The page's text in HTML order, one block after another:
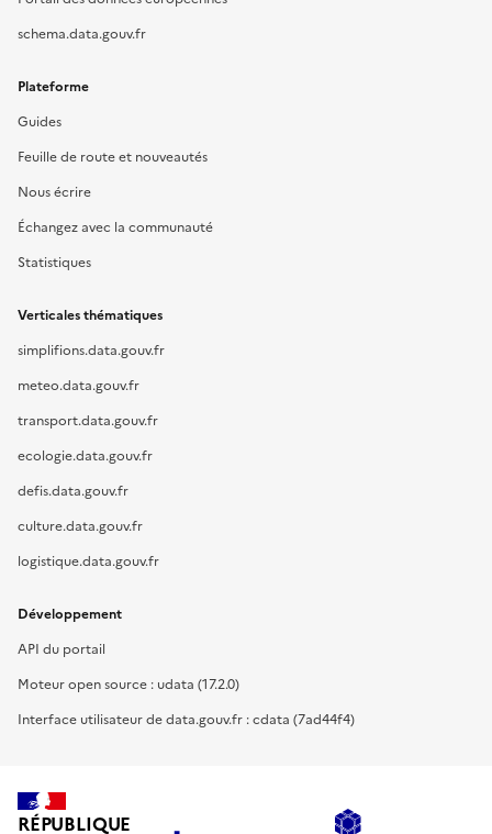
schema.data.gouv.fr
Plateforme
Guides
Feuille de route et nouveautés
Nous écrire
Échangez avec la communauté
Statistiques
Verticales thématiques
simplifions.data.gouv.fr
meteo.data.gouv.fr
transport.data.gouv.fr
ecologie.data.gouv.fr
defis.data.gouv.fr
culture.data.gouv.fr
logistique.data.gouv.fr
Développement
API du portail
Moteur open source : udata (17.2.0)
Interface utilisateur de data.gouv.fr : cdata (7ad44f4)
RÉPUBLIQUE